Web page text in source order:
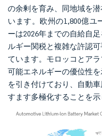
の余剰を育み、同地域を
います。欧州の1,800億ユ
ーは2026年までの自給自
ルギー関税と複雑な許認
ています。モロッコとア
可能エネルギーの優位性
を引き付けており、自動
すます多極化することを示